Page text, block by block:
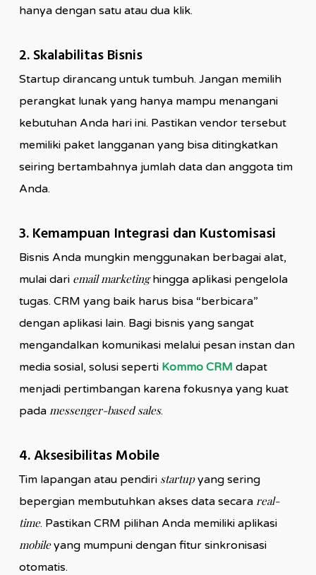
hanya dengan satu atau dua klik.
2. Skalabilitas Bisnis
Startup dirancang untuk tumbuh. Jangan memilih
perangkat lunak yang hanya mampu menangani
kebutuhan Anda hari ini. Pastikan vendor tersebut
memiliki paket langganan yang bisa ditingkatkan
seiring bertambahnya jumlah data dan anggota tim
Anda.
3. Kemampuan Integrasi dan Kustomisasi
Bisnis Anda mungkin menggunakan berbagai alat,
mulai dari email marketinghingga aplikasi pengelola
tugas. CRM yang baik harus bisa “berbicara”
dengan aplikasi lain. Bagi bisnis yang sangat
mengandalkan komunikasi melalui pesan instan dan
media sosial, solusi seperti Kommo CRM dapat
menjadi pertimbangan karena fokusnya yang kuat
pada messenger-based sales.
4. Aksesibilitas Mobile
Tim lapangan atau pendiri startupyang sering
bepergian membutuhkan akses data secara real-
time. Pastikan CRM pilihan Anda memiliki aplikasi
mobileyang mumpuni dengan fitur sinkronisasi
otomatis.